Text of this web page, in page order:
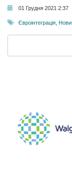
01 Грудня 2021 2:37
Євроінтеграція